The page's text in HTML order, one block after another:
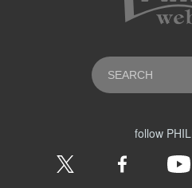
follow